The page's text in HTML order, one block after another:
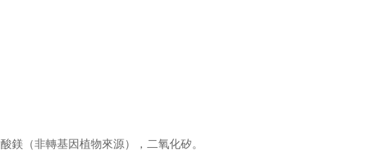
鎂（非轉基因植物來源），二氧化矽。